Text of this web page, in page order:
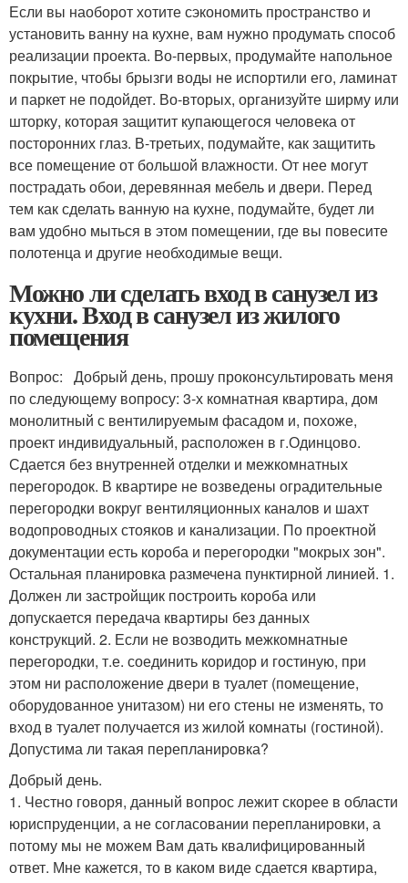
Если вы наоборот хотите сэкономить пространство и
установить ванну на кухне, вам нужно продумать способ
реализации проекта. Во-первых, продумайте напольное
покрытие, чтобы брызги воды не испортили его, ламинат
и паркет не подойдет. Во-вторых, организуйте ширму или
шторку, которая защитит купающегося человека от
посторонних глаз. В-третьих, подумайте, как защитить
все помещение от большой влажности. От нее могут
пострадать обои, деревянная мебель и двери. Перед
тем как сделать ванную на кухне, подумайте, будет ли
вам удобно мыться в этом помещении, где вы повесите
полотенца и другие необходимые вещи.
Можно ли сделать вход в санузел из
кухни. Вход в санузел из жилого
помещения
Вопрос: Добрый день, прошу проконсультировать меня
по следующему вопросу: 3-х комнатная квартира, дом
монолитный с вентилируемым фасадом и, похоже,
проект индивидуальный, расположен в г.Одинцово.
Сдается без внутренней отделки и межкомнатных
перегородок. В квартире не возведены оградительные
перегородки вокруг вентиляционных каналов и шахт
водопроводных стояков и канализации. По проектной
документации есть короба и перегородки "мокрых зон".
Остальная планировка размечена пунктирной линией. 1.
Должен ли застройщик построить короба или
допускается передача квартиры без данных
конструкций. 2. Если не возводить межкомнатные
перегородки, т.е. соединить коридор и гостиную, при
этом ни расположение двери в туалет (помещение,
оборудованное унитазом) ни его стены не изменять, то
вход в туалет получается из жилой комнаты (гостиной).
Допустима ли такая перепланировка?
Добрый день.
1. Честно говоря, данный вопрос лежит скорее в области
юриспруденции, а не согласовании перепланировки, а
потому мы не можем Вам дать квалифицированный
ответ. Мне кажется, то в каком виде сдается квартира,